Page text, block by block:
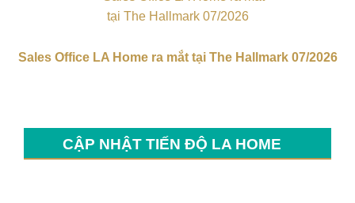
Sales Office LA Home ra mắt tại The Hallmark 07/2026
CẬP NHẬT TIẾN ĐỘ LA HOME